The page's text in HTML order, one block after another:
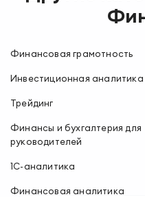
Финансовая грамотность
Инвестиционная аналитика
Трейдинг
Финансы и бухгалтерия для
руководителей
1С-аналитика
Финансовая аналитика